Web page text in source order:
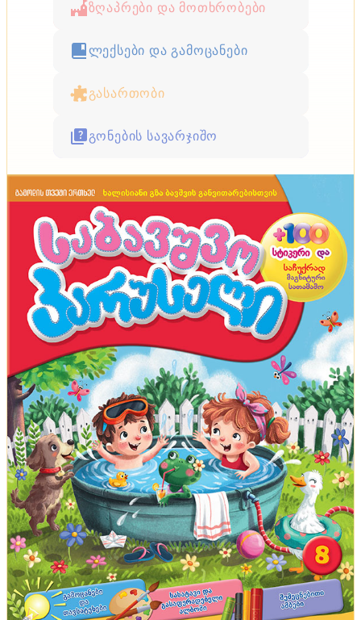
ზღაპრები და მოთხრობები
ლექსები და გამოცანები
გასართობი
გონების სავარჯიშო